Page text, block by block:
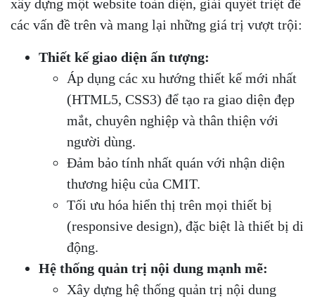
xây dựng một website toàn diện, giải quyết triệt để
các vấn đề trên và mang lại những giá trị vượt trội:
Thiết kế giao diện ấn tượng:
Áp dụng các xu hướng thiết kế mới nhất
(HTML5, CSS3) để tạo ra giao diện đẹp
mắt, chuyên nghiệp và thân thiện với
người dùng.
Đảm bảo tính nhất quán với nhận diện
thương hiệu của CMIT.
Tối ưu hóa hiển thị trên mọi thiết bị
(responsive design), đặc biệt là thiết bị di
động.
Hệ thống quản trị nội dung mạnh mẽ:
Xây dựng hệ thống quản trị nội dung